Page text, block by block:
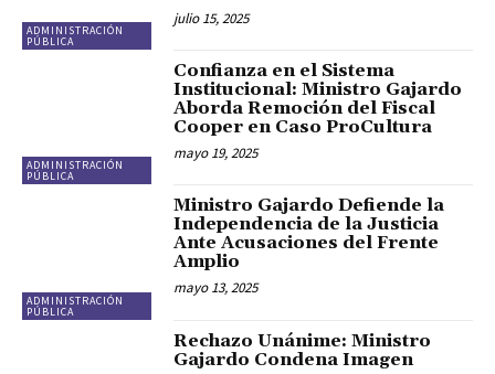
ADMINISTRACIÓN
PÚBLICA
julio 15, 2025
ADMINISTRACIÓN
PÚBLICA
Confianza en el Sistema
Institucional: Ministro Gajardo
Aborda Remoción del Fiscal
Cooper en Caso ProCultura
mayo 19, 2025
ADMINISTRACIÓN
PÚBLICA
Ministro Gajardo Defiende la
Independencia de la Justicia
Ante Acusaciones del Frente
Amplio
mayo 13, 2025
Rechazo Unánime: Ministro
Gajardo Condena Imagen